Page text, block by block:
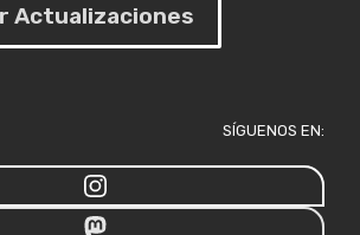
Actualizaciones
SÍGUENOS EN: